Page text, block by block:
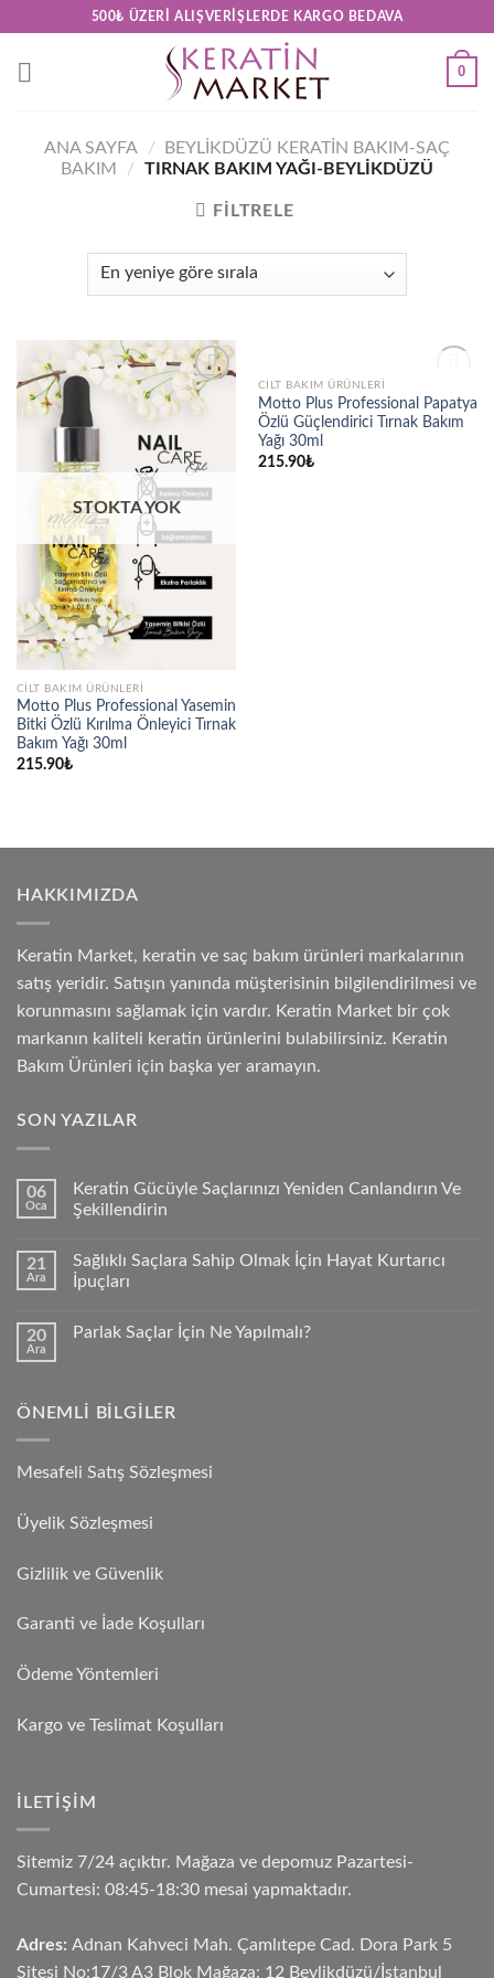
content
500₺ ÜZERI ALIŞVERIŞLERDE KARGO BEDAVA
0
ANA SAYFA /
BEYLIKDÜZÜ KERATIN BAKIM-SAÇ
BAKIM
/ TIRNAK BAKIM YAĞI-BEYLIKDÜZÜ
FILTRELE
Add to
wishlist
STOKTA YOK
CILT BAKIM ÜRÜNLERI
Motto Plus Professional Yasemin
Bitki Özlü Kırılma Önleyici Tırnak
Bakım Yağı 30ml
215.90₺
Add to
wishlist
STOKTA YOK
CILT BAKIM ÜRÜNLERI
Motto Plus Professional Papatya
Özlü Güçlendirici Tırnak Bakım
Yağı 30ml
215.90₺
HAKKIMIZDA
Keratin Market, keratin ve saç bakım ürünleri markalarının
satış yeridir. Satışın yanında müşterisinin bilgilendirilmesi ve
korunmasını sağlamak için vardır. Keratin Market bir çok
markanın kaliteli keratin ürünlerini bulabilirsiniz. Keratin
Bakım Ürünleri için başka yer aramayın.
SON YAZILAR
06
Oca
Keratin Gücüyle Saçlarınızı Yeniden Canlandırın Ve
Şekillendirin
21
Ara
Sağlıklı Saçlara Sahip Olmak İçin Hayat Kurtarıcı
İpuçları
20
Ara
Parlak Saçlar İçin Ne Yapılmalı?
ÖNEMLI BILGILER
Mesafeli Satış Sözleşmesi
Üyelik Sözleşmesi
Gizlilik ve Güvenlik
Garanti ve İade Koşulları
Ödeme Yöntemleri
Kargo ve Teslimat Koşulları
İLETIŞIM
Sitemiz 7/24 açıktır. Mağaza ve depomuz Pazartesi-
Cumartesi: 08:45-18:30 mesai yapmaktadır.
Adres: Adnan Kahveci Mah. Çamlıtepe Cad. Dora Park 5
Sitesi No:17/3 A3 Blok Mağaza: 12 Beylikdüzü/İstanbul